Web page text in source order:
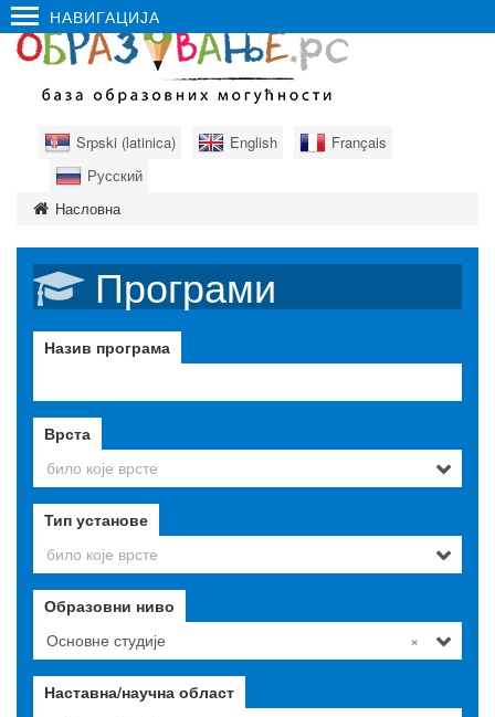
НАВИГАЦИЈА
Srpski (latinica) English
Français
Русский
Насловна
Програми
Назив програма
Врста
било које врсте
Тип установе
било које врсте
Образовни ниво
×
Основне студије
Наставна/научна област